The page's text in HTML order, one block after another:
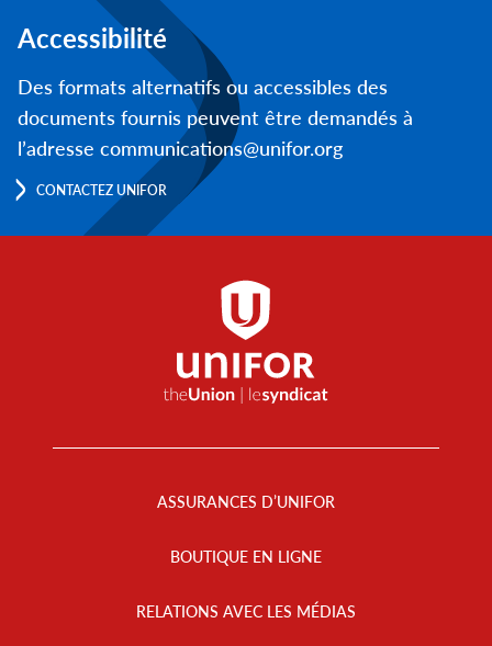
Accessibilité
Des formats alternatifs ou accessibles des
documents fournis peuvent être demandés à
l’adresse communications@unifor.org
CONTACTEZ UNIFOR
ASSURANCES D’UNIFOR
BOUTIQUE EN LIGNE
RELATIONS AVEC LES MÉDIAS